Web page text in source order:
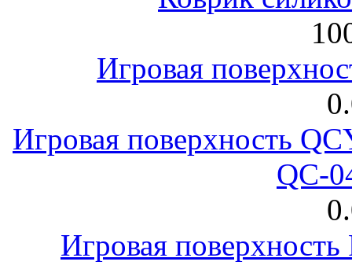
Игровая
Игровая поверхность
QC-
Игровая